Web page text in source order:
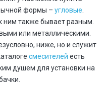
формы – угловые
ним также бывает разным.
или металлическими.
ниже, но и служит
смесителей есть
душем для установки на